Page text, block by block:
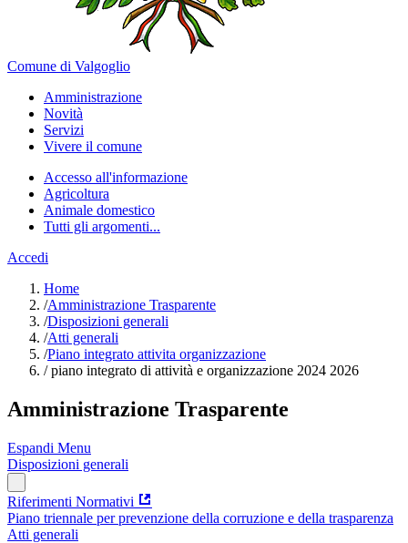
Comune di Valgoglio
Amministrazione
Novità
Servizi
Vivere il comune
Accesso all'informazione
Agricoltura
Animale domestico
Tutti gli argomenti...
Accedi
Home
/Amministrazione Trasparente
/Disposizioni generali
/Atti generali
/Piano integrato attivita organizzazione
/piano integrato di attività e organizzazione 2024 2026
Amministrazione Trasparente
Espandi Menu
Disposizioni generali
Riferimenti Normativi
Piano triennale per prevenzione della corruzione e della trasparenza
Atti generali